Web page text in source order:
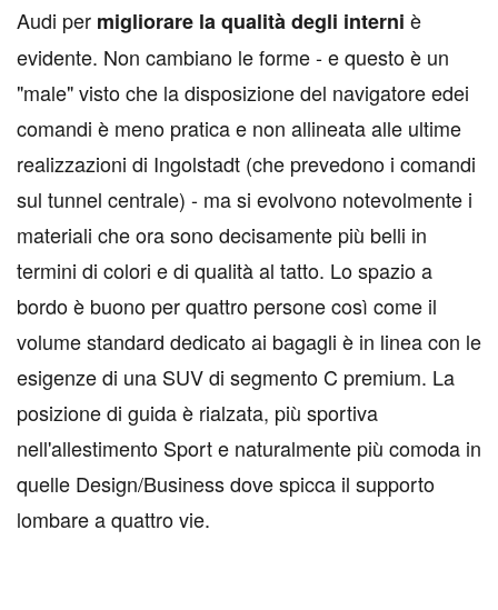
Audi per migliorare la qualità degli interni è
evidente. Non cambiano le forme - e questo è un
"male" visto che la disposizione del navigatore edei
comandi è meno pratica e non allineata alle ultime
realizzazioni di Ingolstadt (che prevedono i comandi
sul tunnel centrale) - ma si evolvono notevolmente i
materiali che ora sono decisamente più belli in
termini di colori e di qualità al tatto. Lo spazio a
bordo è buono per quattro persone così come il
volume standard dedicato ai bagagli è in linea con le
esigenze di una SUV di segmento C premium. La
posizione di guida è rialzata, più sportiva
nell'allestimento Sport e naturalmente più comoda in
quelle Design/Business dove spicca il supporto
lombare a quattro vie.